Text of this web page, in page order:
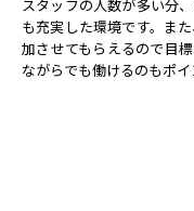
スタッフの人数が多い分
も充実した環境です。ま
加させてもらえるので目
ながらでも働けるのもポイ